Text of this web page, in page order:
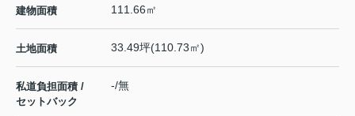
建物面積 111.66㎡
土地面積 33.49坪(110.73㎡)
私道負担面積 /
セットバック
-/無